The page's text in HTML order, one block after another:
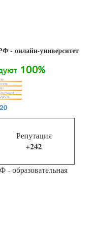
- онлайн-университет
Репутация
+242
образовательная